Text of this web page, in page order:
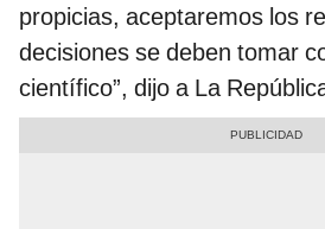
propicias, aceptaremos los
decisiones se deben tomar
científico”, dijo a La